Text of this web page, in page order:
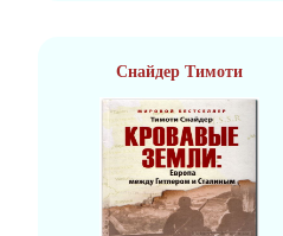
Снайдер Тимоти